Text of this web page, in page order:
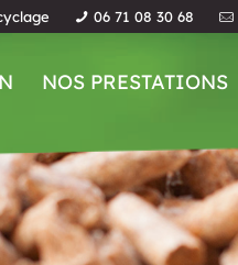
06 71 08 30 68
NOS PRESTATIONS